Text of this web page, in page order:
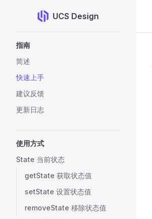
Skip to contentUCS Design
指南
简述
快速上手
建议反馈
更新日志
使用方式
State 当前状态
getState 获取状态值
setState 设置状态值
removeState 移除状态值